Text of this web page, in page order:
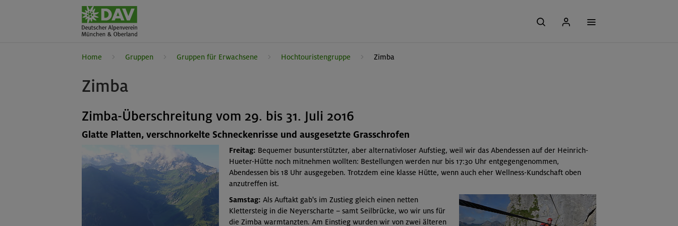
Home Gruppen Gruppen für Erwachsene Hochtouristengruppe Zimba
Zimba
Zimba-Überschreitung vom 29. bis 31. Juli 2016
Glatte Platten, verschnorkelte Schneckenrisse und ausgesetzte Grasschrofen
Freitag: Bequemer busunterstützter, aber alternativloser Aufstieg, weil wir das Abendessen auf der Heinrich-
Hueter-Hütte noch mitnehmen wollten: Bestellungen werden nur bis 17:30 Uhr entgegengenommen,
Abendessen bis 18 Uhr ausgegeben. Trotzdem eine klasse Hütte, wenn auch eher Wellness-Kundschaft oben
anzutreffen ist.
Samstag: Als Auftakt gab's im Zustieg gleich einen netten
Klettersteig in die Neyerscharte – samt Seilbrücke, wo wir uns für
die Zimba warmtanzten. Am Einstieg wurden wir von zwei älteren